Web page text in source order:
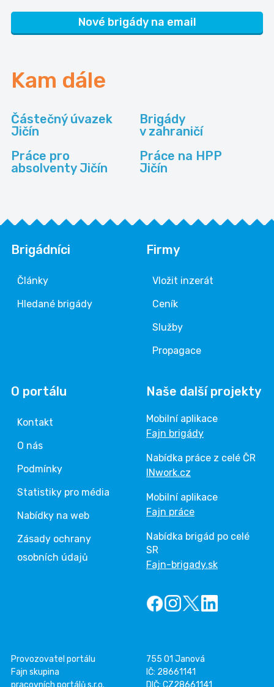
Nové brigády na email
Kam dále
Částečný úvazek
Jičín
Brigády
v zahraničí
Práce pro
absolventy Jičín
Práce na HPP
Jičín
Brigádníci
Články
Hledané brigády
Firmy
Vložit inzerát
Ceník
Služby
Propagace
O portálu
Kontakt
O nás
Podmínky
Statistiky pro média
Nabídky na web
Zásady ochrany
osobních údajů
Naše další projekty
Mobilní aplikace
Fajn brigády
Nabídka práce z celé ČR
INwork.cz
Mobilní aplikace
Fajn práce
Nabídka brigád po celé
SR
Fajn-brigady.sk
Provozovatel portálu
Fajn skupina
755 01 Janová
IČ: 28661141